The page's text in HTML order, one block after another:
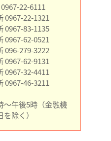
22-6111
0967-22-1321
0967-83-1135
0967-62-0521
096-279-3222
0967-62-9131
0967-32-4411
0967-46-3211
～午後5時（金融機
除く）